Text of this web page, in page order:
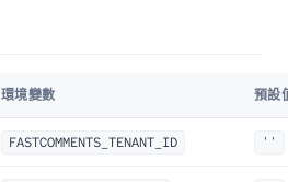
環境變數 預設
FASTCOMMENTS_TENANT_ID ''